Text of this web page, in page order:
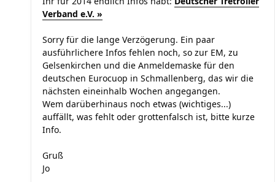
Verband e.V. »
Sorry für die lange Verzögerung. Ein paar
ausführlichere Infos fehlen noch, so zur EM, zu
Gelsenkirchen und die Anmeldemaske für den
deutschen Eurocuop in Schmallenberg, das wir die
nächsten eineinhalb Wochen angegangen.
Wem darüberhinaus noch etwas (wichtiges...)
auffällt, was fehlt oder grottenfalsch ist, bitte kurze
Info.
Gruß
Jo